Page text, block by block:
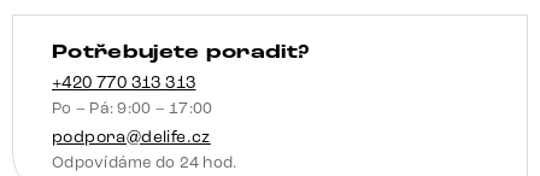
množství
Potřebujete poradit?
+420 770 313 313
Po – Pá: 9:00 – 17:00
podpora@delife.cz
Odpovídáme do 24 hod.